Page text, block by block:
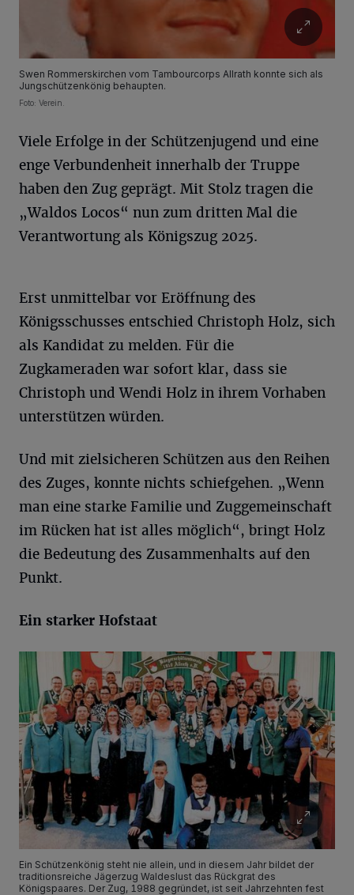
Swen Rommerskirchen vom Tambourcorps Allrath konnte sich als
Jungschützenkönig behaupten.
Foto: Verein.
Viele Erfolge in der Schützenjugend und eine
enge Verbundenheit innerhalb der Truppe
haben den Zug geprägt. Mit Stolz tragen die
„Waldos Locos“ nun zum dritten Mal die
Verantwortung als Königszug 2025.
Erst unmittelbar vor Eröffnung des
Königsschusses entschied Christoph Holz, sich
als Kandidat zu melden. Für die
Zugkameraden war sofort klar, dass sie
Christoph und Wendi Holz in ihrem Vorhaben
unterstützen würden.
Und mit zielsicheren Schützen aus den Reihen
des Zuges, konnte nichts schiefgehen. „Wenn
man eine starke Familie und Zuggemeinschaft
im Rücken hat ist alles möglich“, bringt Holz
die Bedeutung des Zusammenhalts auf den
Punkt.
Ein starker Hofstaat
Ein Schützenkönig steht nie allein, und in diesem Jahr bildet der
traditionsreiche Jägerzug Waldeslust das Rückgrat des
Königspaares. Der Zug, 1988 gegründet, ist seit Jahrzehnten fest